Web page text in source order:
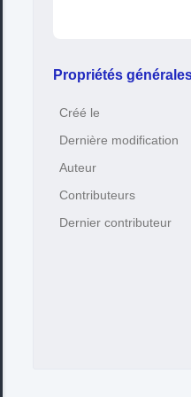
Propriétés
Créé le
Dernière modification
Auteur
Contributeurs
Dernier contributeur